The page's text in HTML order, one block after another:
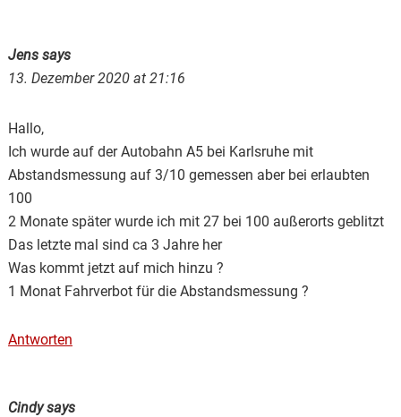
Jens says
13. Dezember 2020 at 21:16
Hallo,
Ich wurde auf der Autobahn A5 bei Karlsruhe mit
Abstandsmessung auf 3/10 gemessen aber bei erlaubten
100
2 Monate später wurde ich mit 27 bei 100 außerorts geblitzt
Das letzte mal sind ca 3 Jahre her
Was kommt jetzt auf mich hinzu ?
1 Monat Fahrverbot für die Abstandsmessung ?
Antworten
Cindysays